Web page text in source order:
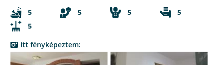
5
5 5
5
5
Itt fényképeztem: